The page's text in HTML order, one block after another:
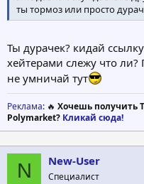
ты тормоз или просто
Ты дурачек? кидай
хейтерами слежу что ли?
не умничай тут
Реклама: 🔥 Хочешь получить
Polymarket? Кликай сюда!
N New-User
Специалист